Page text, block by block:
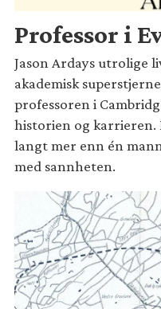
Professor i
Jason Ardays utrolige
akademisk
professoren i
historien og karrieren.
langt mer enn én
med sannheten.